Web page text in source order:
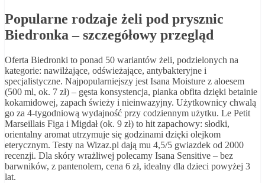
Popularne rodzaje żeli pod prysznic
Biedronka – szczegółowy przegląd
Oferta Biedronki to ponad 50 wariantów żeli, podzielonych na
kategorie: nawilżające, odświeżające, antybakteryjne i
specjalistyczne. Najpopularniejszy jest Isana Moisture z aloesem
(500 ml, ok. 7 zł) – gęsta konsystencja, pianka obfita dzięki betainie
kokamidowej, zapach świeży i nieinwazyjny. Użytkownicy chwalą
go za 4-tygodniową wydajność przy codziennym użytku. Le Petit
Marseillais Figa i Migdał (ok. 9 zł) to hit zapachowy: słodki,
orientalny aromat utrzymuje się godzinami dzięki olejkom
eterycznym. Testy na Wizaz.pl dają mu 4,5/5 gwiazdek od 2000
recenzji. Dla skóry wrażliwej polecamy Isana Sensitive – bez
barwników, z pantenolem, cena 6 zł, idealny dla dzieci powyżej 3
lat.